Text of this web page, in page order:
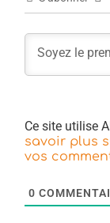
Ce site utilise
savoir plus
vos
0